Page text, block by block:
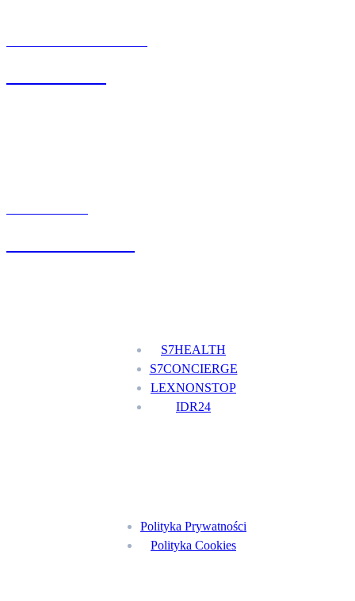
S7HEALTH
S7CONCIERGE
LEXNONSTOP
IDR24
Polityka Prywatności
Polityka Cookies